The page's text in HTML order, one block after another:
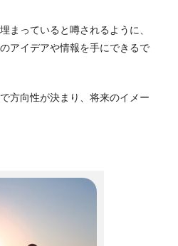
まっていると噂されるように、
アイデアや情報を手にできるで
方向性が決まり、将来のイメー